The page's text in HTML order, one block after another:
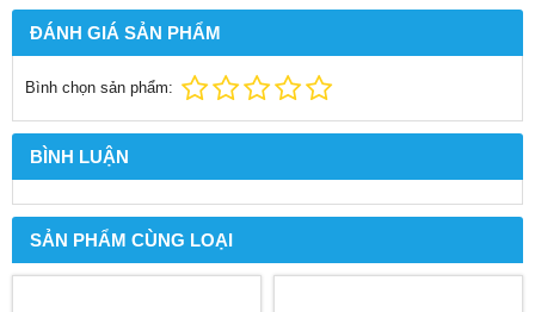
ĐÁNH GIÁ SẢN PHẨM
Bình chọn sản phẩm:
BÌNH LUẬN
SẢN PHẨM CÙNG LOẠI